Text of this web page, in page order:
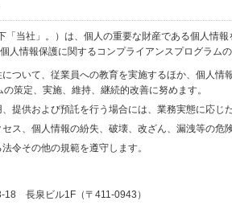
「当社」。）は、個人の重要な財産である個人情
人情報保護に関するコンプライアンスプログラム
ついて、従業員への教育を実施するほか、個人
策定、実施、維持、継続的改善に努めます。
提供および預託を行う場合には、業務実態に応じ
ス、個人情報の紛失、破壊、改ざん、漏洩等の危
令その他の規範を遵守します。
18 長泉ビル1F（〒411-0943）